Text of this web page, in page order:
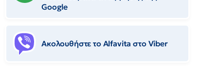
Google
Ακολουθήστε το Αlfavita στο Viber